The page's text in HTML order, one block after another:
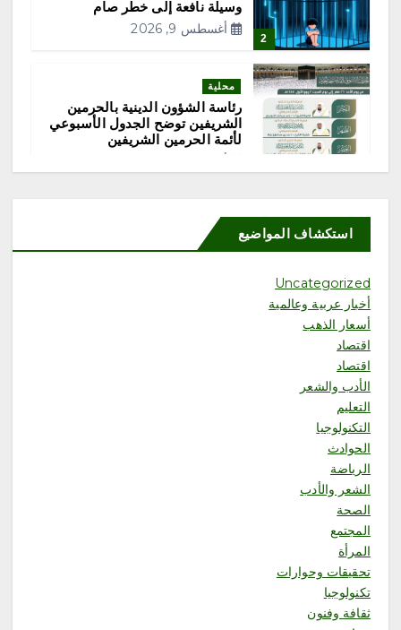
م
ا
ل
ت
2
وسيلة نافعة إلى خطر صام
أغسطس 9, 2026
محلية
رئاسة الشؤون الدينية بالحرمين
الشريفين توضح الجدول الأسبوعي
لأئمة الحرمين الشريفين
استكشاف المواضيع
Uncategorized
أخبار عربية وعالمية
أسعار الذهب
اقتصاد
اقتصاد
الأدب والشعر
التعليم
التكنولوجيا
الحوادث
الرياضة
الشعر والأدب
الصحة
المجتمع
المرأة
تحقيقات وحوارات
تكنولوجيا
ثقافة وفنون